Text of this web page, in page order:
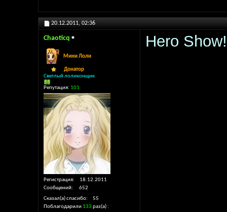
20.12.2011, 02:36
Chaoticq
Мини Лоли
Донатор
Светлый лоликонщик
Репутация: 101
Регистрация
18.12.2011
Сообщений
652
Сказал(а) спасибо
55
Поблагодарили 133 раз(а)
Hero